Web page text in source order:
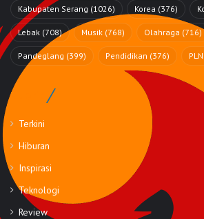
Kabupaten Serang (1026) Korea (376)
Lebak (708) Musik (768) Olahraga (716)
Pandeglang (399) Pendidikan (376) PLN
Rubrik
Terkini
Hiburan
Inspirasi
Teknologi
Review